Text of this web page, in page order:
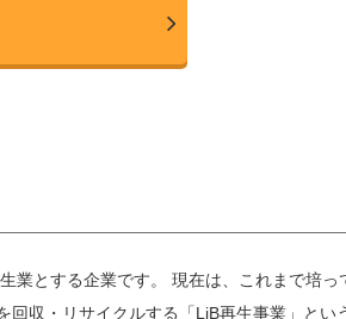
業とする企業です。 現在は、これまで培っ
収・リサイクルする「LiB再生事業」とい